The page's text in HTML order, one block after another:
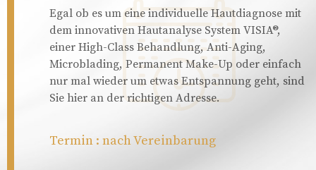
Egal ob es um eine individuelle Hautdiagnose mit
dem innovativen Hautanalyse System VISIA®,
einer High-Class Behandlung, Anti-Aging,
Microblading, Permanent Make-Up oder einfach
nur mal wieder um etwas Entspannung geht, sind
Sie hier an der richtigen Adresse.
Termin : nach Vereinbarung